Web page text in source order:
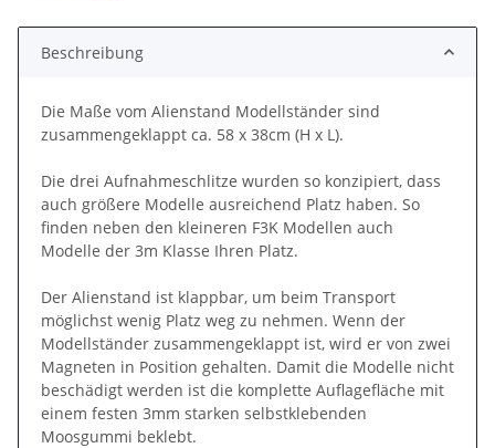
Beschreibung
Die Maße vom Alienstand Modellständer sind
zusammengeklappt ca. 58 x 38cm (H x L).
Die drei Aufnahmeschlitze wurden so konzipiert, dass
auch größere Modelle ausreichend Platz haben. So
finden neben den kleineren F3K Modellen auch
Modelle der 3m Klasse Ihren Platz.
Der Alienstand ist klappbar, um beim Transport
möglichst wenig Platz weg zu nehmen. Wenn der
Modellständer zusammengeklappt ist, wird er von zwei
Magneten in Position gehalten. Damit die Modelle nicht
beschädigt werden ist die komplette Auflagefläche mit
einem festen 3mm starken selbstklebenden
Moosgummi beklebt.